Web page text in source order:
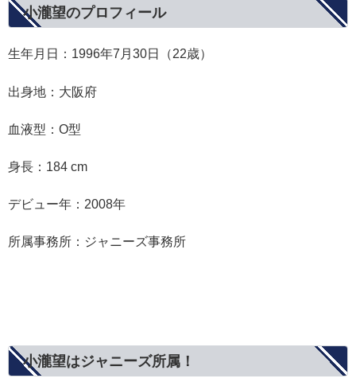
小瀧望のプロフィール
生年月日：1996年7月30日（22歳）
出身地：大阪府
血液型：O型
身長：184 cm
デビュー年：2008年
所属事務所：ジャニーズ事務所
小瀧望はジャニーズ所属！